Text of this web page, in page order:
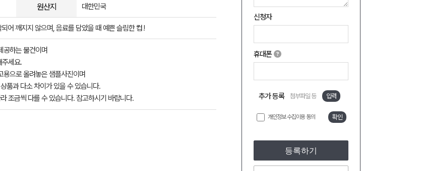
신청자
휴대폰
추가 등록 첨부파일 등 입력
개인정보 수집이용 동의 확인
등록하기
원산지 대한민국
어 깨지지 않으며, 음료를 담았을 때 예쁜 슬림한 컵 !
공하는 물건이며
주세요.
으로 올려놓은 샘플사진이며
품과 다소 차이가 있을 수 있습니다.
조금씩 다를 수 있습니다. 참고하시기 바랍니다.